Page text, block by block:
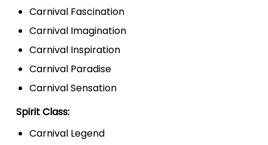
Carnival Fascination
Carnival Imagination
Carnival Inspiration
Carnival Paradise
Carnival Sensation
Spirit Class:
Carnival Legend